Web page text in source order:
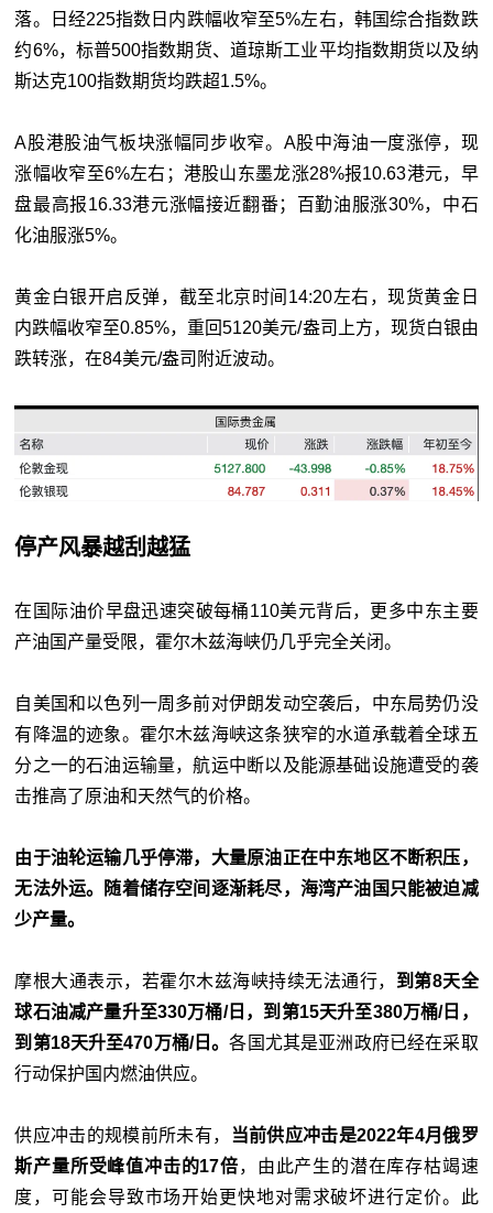
落。日经225指数日内跌幅收窄至5%左右，韩国综合指数跌
约6%，标普500指数期货、道琼斯工业平均指数期货以及纳
斯达克100指数期货均跌超1.5%。
A股港股油气板块涨幅同步收窄。A股中海油一度涨停，现
涨幅收窄至6%左右；港股山东墨龙涨28%报10.63港元，早
盘最高报16.33港元涨幅接近翻番；百勤油服涨30%，中石
化油服涨5%。
黄金白银开启反弹，截至北京时间14:20左右，现货黄金日
内跌幅收窄至0.85%，重回5120美元/盎司上方，现货白银由
跌转涨，在84美元/盎司附近波动。
停产风暴越刮越猛
在国际油价早盘迅速突破每桶110美元背后，更多中东主要
产油国产量受限，霍尔木兹海峡仍几乎完全关闭。
自美国和以色列一周多前对伊朗发动空袭后，中东局势仍没
有降温的迹象。霍尔木兹海峡这条狭窄的水道承载着全球五
分之一的石油运输量，航运中断以及能源基础设施遭受的袭
击推高了原油和天然气的价格。
由于油轮运输几乎停滞，大量原油正在中东地区不断积压，
无法外运。随着储存空间逐渐耗尽，海湾产油国只能被迫减
少产量。
摩根大通表示，若霍尔木兹海峡持续无法通行， 到第8天全
球石油减产量升至330万桶/日，到第15天升至380万桶/日，
到第18天升至470万桶/日。各国尤其是亚洲政府已经在采取
行动保护国内燃油供应。
供应冲击的规模前所未有，
当前供应冲击是2022年4月俄罗
斯产量所受峰值冲击的17倍，由此产生的潜在库存枯竭速
度，可能会导致市场开始更快地对需求破坏进行定价。此